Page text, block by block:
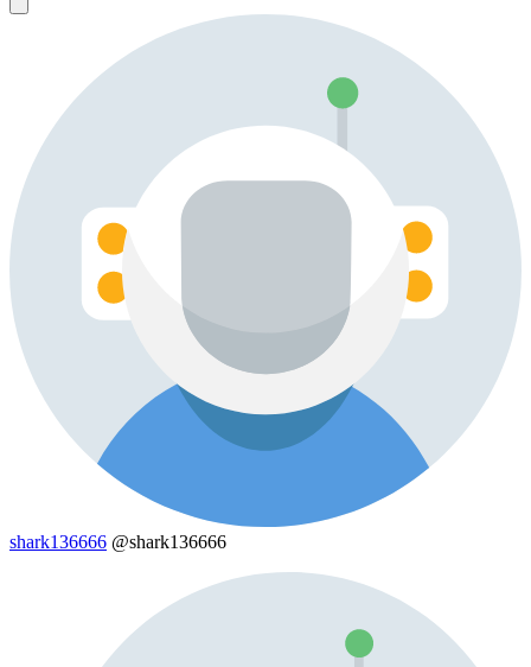
shark136666 @shark136666